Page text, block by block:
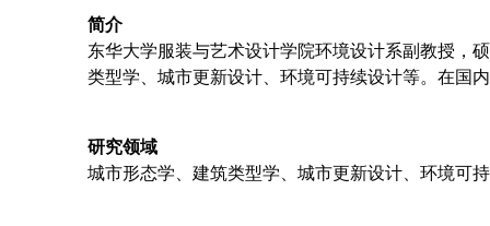
简介
东华大学服装与艺术设计学院环境设计系副教授，
类型学、城市更新设计、环境可持续设计等。在国
研究领域
城市形态学、建筑类型学、城市更新设计、环境可